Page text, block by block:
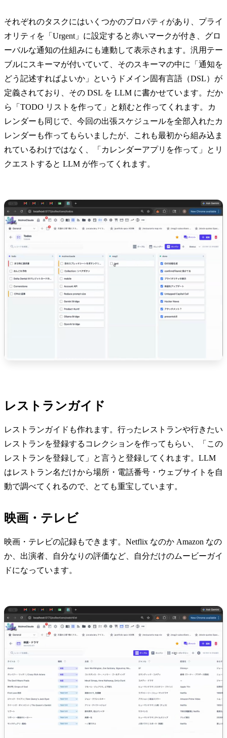
それぞれのタスクにはいくつかのプロパティがあり、プライ
オリティを「Urgent」に設定すると赤いマークが付き、グロ
ーバルな通知の仕組みにも連動して表示されます。汎用テー
ブルにスキーマが付いていて、そのスキーマの中に「通知を
どう記述すればよいか」というドメイン固有言語（DSL）が
定義されており、その DSL を LLM に書かせています。だか
ら「TODO リストを作って」と頼むと作ってくれます。カ
レンダーも同じで、今回の出張スケジュールを全部入れたカ
レンダーも作ってもらいましたが、これも最初から組み込ま
れているわけではなく、「カレンダーアプリを作って」とリ
クエストすると LLM が作ってくれます。
レストランガイド
レストランガイドも作れます。行ったレストランや行きたい
レストランを登録するコレクションを作ってもらい、「この
レストランを登録して」と言うと登録してくれます。LLM
はレストラン名だけから場所・電話番号・ウェブサイトを自
動で調べてくれるので、とても重宝しています。
映画・テレビ
映画・テレビの記録もできます。Netflix なのか Amazon なの
か、出演者、自分なりの評価など、自分だけのムービーガイ
ドになっています。